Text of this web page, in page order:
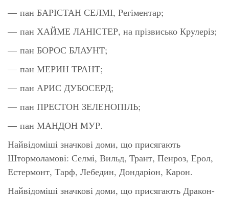
— пан БАРІСТАН СЕЛМІ, Регіментар;
— пан ХАЙМЕ ЛАНІСТЕР, на прізвисько Крулеріз;
— пан БОРОС БЛАУНТ;
— пан МЕРИН ТРАНТ;
— пан АРИС ДУБОСЕРД;
— пан ПРЕСТОН ЗЕЛЕНОПІЛЬ;
— пан МАНДОН МУР.
Найвідоміші значкові доми, що присягають
Штормоламові: Селмі, Вильд, Трант, Пенроз, Ерол,
Естермонт, Тарф, Лебедин, Дондаріон, Карон.
Найвідоміші значкові доми, що присягають Дракон-